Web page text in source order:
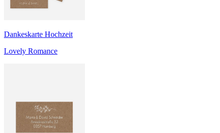
Dankeskarte Hochzeit
Lovely Romance